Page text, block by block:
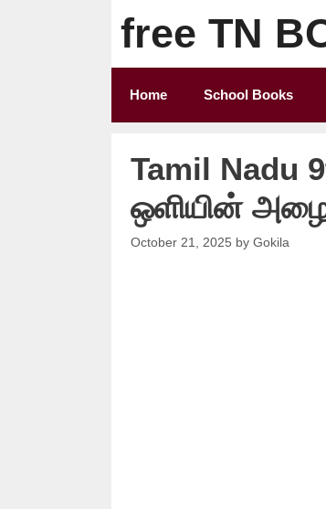
free TN
Home School Books
Tamil Nadu
ஒளியின்
October 21, 2025 by Gokila